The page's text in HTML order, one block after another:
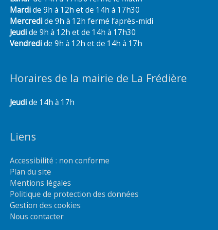
Mardide 9h à 12h et de 14h à 17h30
Mercredide 9h à 12h fermé l’après-midi
Jeudide 9h à 12h et de 14h à 17h30
Vendredide 9h à 12h et de 14h à 17h
Horaires de la mairie de La Frédière
Jeudide 14h à 17h
Liens
Accessibilité : non conforme
Plan du site
Mentions légales
Politique de protection des données
Gestion des cookies
Nous contacter